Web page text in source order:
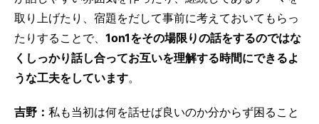
取り上げたり、宿題をだして事前に考えておいてもらっ
たりすることで、 1on1をその場限りの話をするのではな
くしっかり話し合ってお互いを理解する時間にできるよ
うな工夫をしています。
吉野： 私も当初は何を話せば良いのか分からず困ること